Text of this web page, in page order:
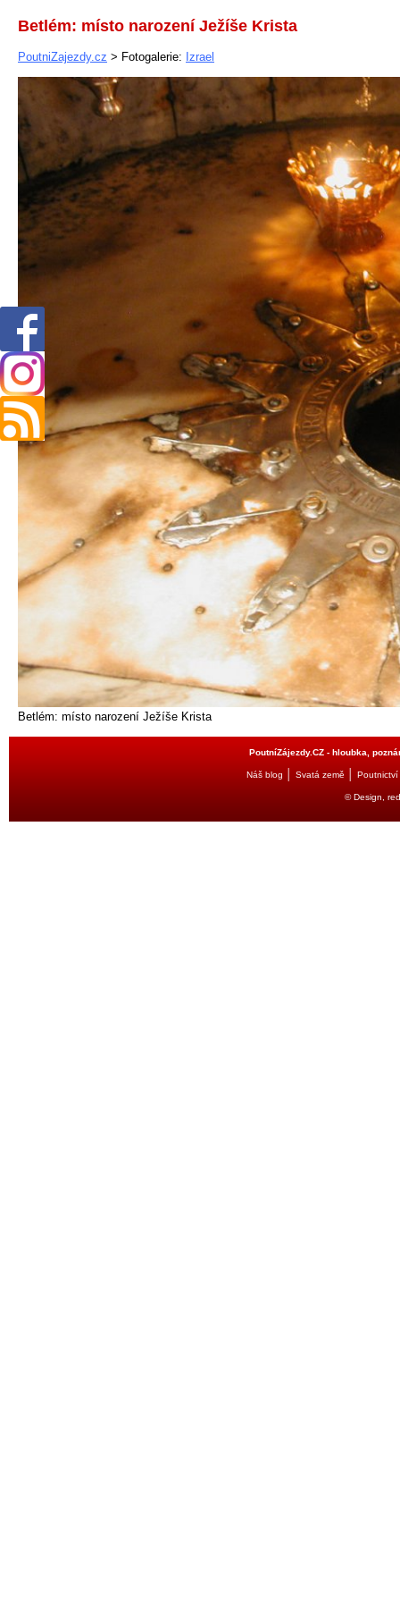
Betlém: místo narození Ježíše Krista
PoutniZajezdy.cz > Fotogalerie: Izrael
Betlém: místo narození Ježíše Krista
PoutníZájezdy.CZ - hloubka,
Náš blog Svatá země Poutnictví
© Design,